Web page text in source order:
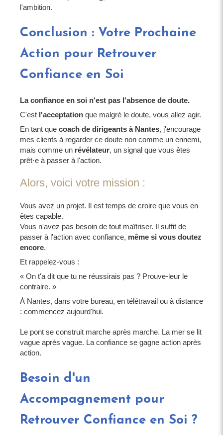
l'ambition.
Conclusion : Votre Prochaine
Action pour Retrouver
Confiance en Soi
La confiance en soi n'est pas l'absence de doute.
C'est l'acceptation que malgré le doute, vous allez agir.
En tant que coach de dirigeants à Nantes, j'encourage
mes clients à regarder ce doute non comme un ennemi,
mais comme un révélateur, un signal que vous êtes
prêt·e à passer à l'action.
Alors, voici votre mission :
Vous avez un projet. Il est temps de croire que vous en
êtes capable.
Vous n'avez pas besoin de tout maîtriser. Il suffit de
passer à l'action avec confiance, même si vous doutez
encore.
Et rappelez-vous :
« On t'a dit que tu ne réussirais pas ? Prouve-leur le
contraire. »
À Nantes, dans votre bureau, en télétravail ou à distance
: commencez aujourd'hui.
Le pont se construit marche après marche. La mer se lit
vague après vague. La confiance se gagne action après
action.
Besoin d'un
Accompagnement pour
Retrouver Confiance en Soi ?